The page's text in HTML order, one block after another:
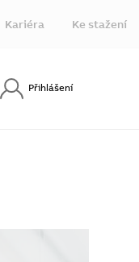
Kariéra Ke stažení
Přihlášení